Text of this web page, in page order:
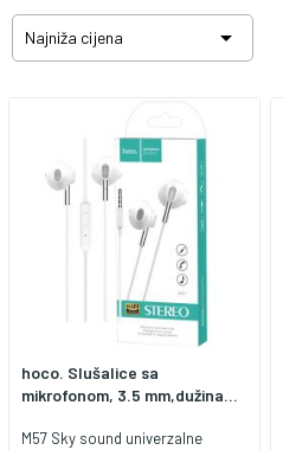
Najniža cijena 
hoco. Slušalice sa
mikrofonom, 3.5 mm,dužina...
M57 Sky sound univerzalne